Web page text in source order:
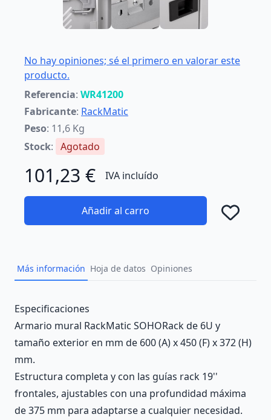
No hay opiniones; sé el primero en valorar este
producto.
Referencia: WR41200
Fabricante: RackMatic
Peso: 11,6 Kg
Stock: Agotado
101,23 € IVA incluído
Añadir al carro
Más información Hoja de datos Opiniones
Description
Especificaciones
Armario mural RackMatic SOHORack de 6U y
tamaño exterior en mm de 600 (A) x 450 (F) x 372 (H)
mm.
Estructura completa y con las guías rack 19''
frontales, ajustables con una profundidad máxima
de 375 mm para adaptarse a cualquier necesidad.